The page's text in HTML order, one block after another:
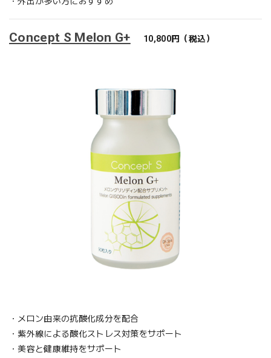
Concept S Melon G+ 10,800円（税込）
・メロン由来の抗酸化成分を配合
・紫外線による酸化ストレス対策をサポート
・美容と健康維持をサポート